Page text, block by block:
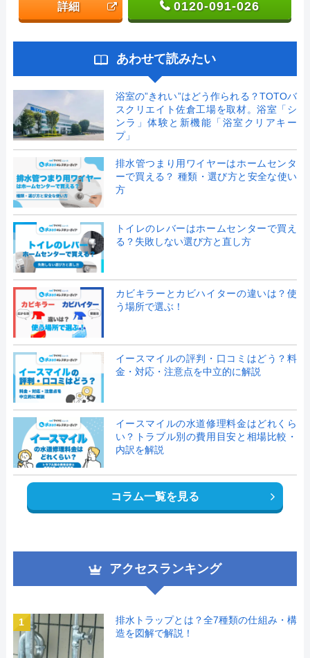
詳細 0120-091-026
あわせて読みたい
浴室の”きれい”はどう作られる？TOTOバ
スクリエイト佐倉工場を取材。浴室「シ
ンラ」体験と新機能「浴室クリアキー
プ」
排水管つまり用ワイヤーはホームセンタ
ーで買える？ 種類・選び方と安全な使い
方
トイレのレバーはホームセンターで買え
る？失敗しない選び方と直し方
カビキラーとカビハイターの違いは？使
う場所で選ぶ！
イースマイルの評判・口コミはどう？料
金・対応・注意点を中立的に解説
イースマイルの水道修理料金はどれくら
い？トラブル別の費用目安と相場比較・
内訳を解説
コラム一覧を見る
アクセスランキング
1
排水トラップとは？全7種類の仕組み・構
造を図解で解説！